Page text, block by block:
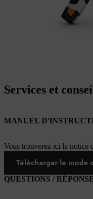
Services et
MANUEL
Vous trouverez ici la
Télécharger le mode
QUESTIONS /